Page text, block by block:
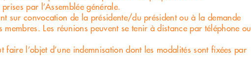
par l’Assemblée générale.
sur convocation de la présidente/du président ou à la demande
membres. Les réunions peuvent se tenir à distance par téléphone ou
faire l’objet d’une indemnisation dont les modalités sont fixées par